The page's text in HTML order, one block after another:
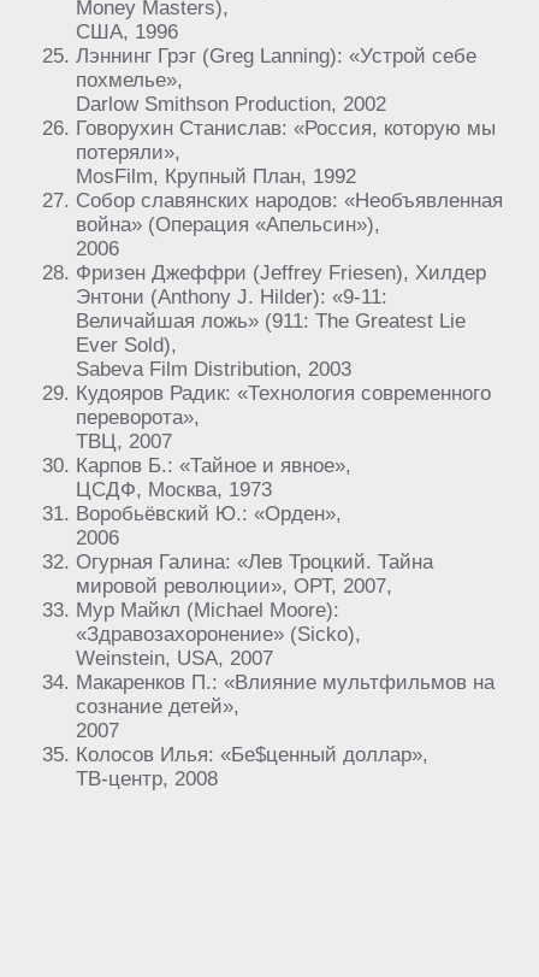
Money Masters),
США, 1996
Лэннинг Грэг (Greg Lanning): «Устрой себе
похмелье»,
Darlow Smithson Production, 2002
Говорухин Станислав: «Россия, которую мы
потеряли»,
MosFilm, Крупный План, 1992
Собор славянских народов: «Необъявленная
война» (Операция «Апельсин»),
2006
Фризен Джеффри (Jeffrey Friesen), Хилдер
Энтони (Anthony J. Hilder): «9-11:
Величайшая ложь» (911: The Greatest Lie
Ever Sold),
Sabeva Film Distribution, 2003
Кудояров Радик: «Технология современного
переворота»,
ТВЦ, 2007
Карпов Б.: «Тайное и явное»,
ЦСДФ, Москва, 1973
Воробьёвский Ю.: «Орден»,
2006
Огурная Галина: «Лев Троцкий. Тайна
мировой революции», ОРТ, 2007,
Мур Майкл (Michael Moore):
«Здравозахоронение» (Sicko),
Weinstein, USA, 2007
Макаренков П.: «Влияние мультфильмов на
сознание детей»,
2007
Колосов Илья: «Бе$ценный доллар»,
ТВ-центр, 2008